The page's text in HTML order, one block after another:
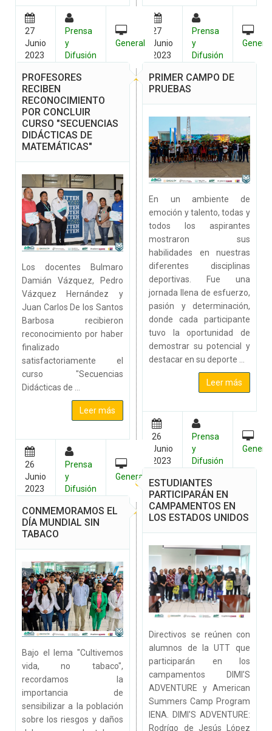
27
Junio
2023
Prensa
y
Difusión
General
27
Junio
2023
Prensa
y
Difusión
General
PRIMER CAMPO DE
PRUEBAS
En un ambiente de
emoción y talento, todas y
todos los aspirantes
mostraron sus
habilidades en nuestras
diferentes disciplinas
deportivas. Fue una
jornada llena de esfuerzo,
pasión y determinación,
donde cada participante
tuvo la oportunidad de
demostrar su potencial y
destacar en su deporte ...
Leer más
26
Junio
2023
Prensa
y
Difusión
General
PROFESORES
RECIBEN
RECONOCIMIENTO
POR CONCLUIR
CURSO "SECUENCIAS
DIDÁCTICAS DE
MATEMÁTICAS"
Los docentes Bulmaro
Damián Vázquez, Pedro
Vázquez Hernández y
Juan Carlos De los Santos
Barbosa recibieron
reconocimiento por haber
finalizado
satisfactoriamente el
curso "Secuencias
Didácticas de ...
Leer más
26
Junio
2023
Prensa
y
Difusión
General
ESTUDIANTES
PARTICIPARÁN EN
CAMPAMENTOS EN
LOS ESTADOS UNIDOS
Directivos se reúnen con
alumnos de la UTT que
participarán en los
campamentos DIMI’S
ADVENTURE y American
Summers Camp Program
IENA. DIMI'S ADVENTURE:
Rodrígo de Jesús López
CONMEMORAMOS EL
DÍA MUNDIAL SIN
TABACO
Bajo el lema "Cultivemos
vida, no tabaco",
recordamos la
importancia de
sensibilizar a la población
sobre los riesgos y daños